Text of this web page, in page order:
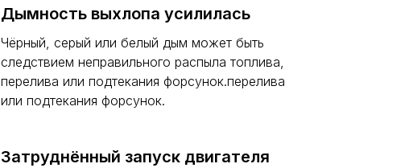
Дымность выхлопа усилилась
Чёрный, серый или белый дым может быть
следствием неправильного распыла топлива,
перелива или подтекания форсунок.перелива
или подтекания форсунок.
Затруднённый запуск двигателя